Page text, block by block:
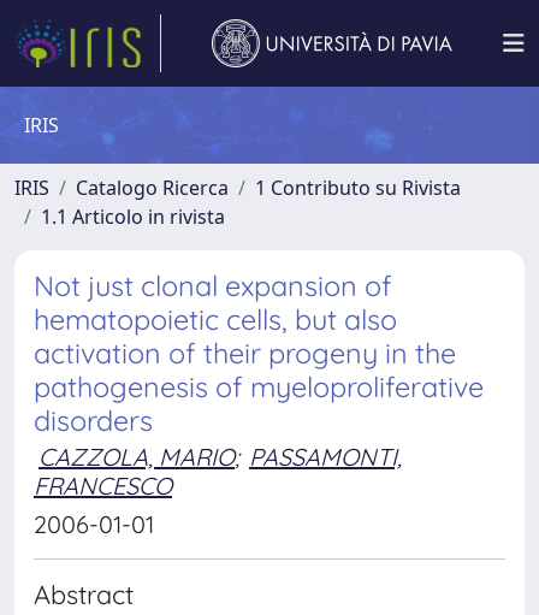
IRIS
IRIS Catalogo Ricerca
1 Contributo su Rivista
1.1 Articolo in rivista
Not just clonal expansion of
hematopoietic cells, but also
activation of their progeny in the
pathogenesis of myeloproliferative
disorders
CAZZOLA, MARIO; PASSAMONTI,
FRANCESCO
2006-01-01
Abstract